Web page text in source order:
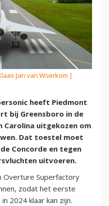
Jan van Woerkom |
heeft Piedmont
bij Greensboro in de
uitgekozen om
Dat toestel moet
Concorde en tegen
uitvoeren.
Overture Superfactory
zodat het eerste
2024 klaar kan zijn.